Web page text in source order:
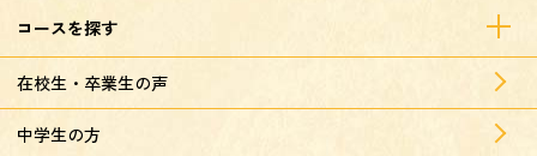
コースを探す
在校生・卒業生の声
中学生の方